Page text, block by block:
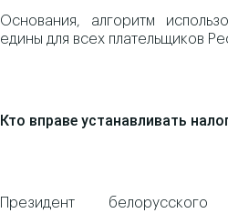
Основания, алгоритм
едины для всех плательщиков
Кто вправе устанавливать
Президент